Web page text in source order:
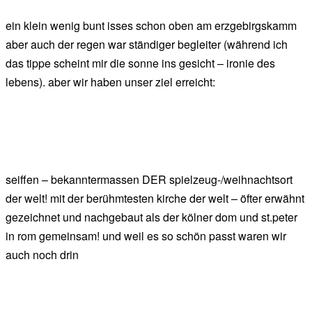
ein klein wenig bunt isses schon oben am erzgebirgskamm
aber auch der regen war ständiger begleiter (während ich
das tippe scheint mir die sonne ins gesicht – ironie des
lebens). aber wir haben unser ziel erreicht:
seiffen – bekanntermassen DER spielzeug-/weihnachtsort
der welt! mit der berühmtesten kirche der welt – öfter erwähnt
gezeichnet und nachgebaut als der kölner dom und st.peter
in rom gemeinsam! und weil es so schön passt waren wir
auch noch drin